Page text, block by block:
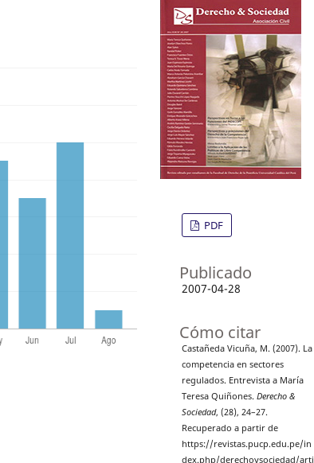
PDF
Publicado
2007-04-28
Cómo citar
Castañeda Vicuña, M. (2007). La
competencia en sectores
regulados. Entrevista a María
Teresa Quiñones. Derecho &
Sociedad, (28), 24–27.
Recuperado a partir de
https://revistas.pucp.edu.pe/in
dex.php/derechoysociedad/arti